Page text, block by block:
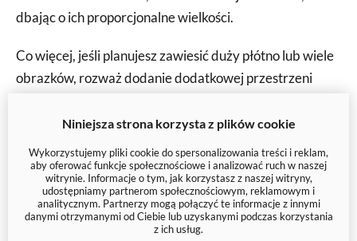
dbając o ich proporcjonalne wielkości.
Co więcej, jeśli planujesz zawiesić duży płótno lub wiele
obrazków, rozważ dodanie dodatkowej przestrzeni
Nie zwlekaj, wybierz najlepsze zdjęcia z Twojej kolekcji i
stwórz unikatową ozdobę, która wzbogaci Twoje
wnętrze.
Nasze obrazy to wydruki najwyższej jakości na płótnie.
Wykorzystujemy solidne ramy z prawdziwego drewna
Niniejsza strona korzysta z plików cookie
Wykorzystujemy pliki cookie do spersonalizowania treści i reklam,
aby oferować funkcje społecznościowe i analizować ruch w naszej
witrynie. Informacje o tym, jak korzystasz z naszej witryny,
udostępniamy partnerom społecznościowym, reklamowym i
analitycznym. Partnerzy mogą połączyć te informacje z innymi
danymi otrzymanymi od Ciebie lub uzyskanymi podczas korzystania
z ich usług.